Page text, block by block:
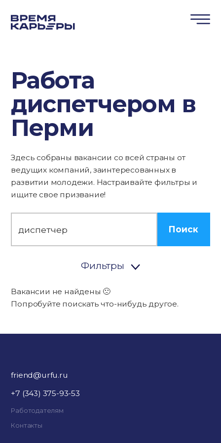
Работа
диспетчером в
Перми
Здесь собраны вакансии со всей страны от
ведущих компаний, заинтересованных в
развитии молодежи. Настраивайте фильтры и
ищите свое призвание!
Поиск
Фильтры
Вакансии не найдены 🙁
Попробуйте поискать что-нибудь другое.
friend@urfu.ru
+7 (343) 375-93-53
Работодателям
Контакты